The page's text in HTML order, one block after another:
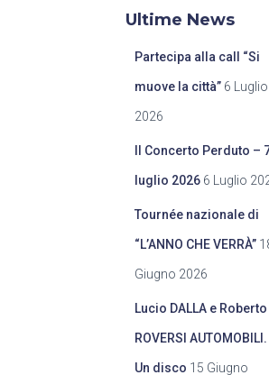
Ultime News
Partecipa alla call “Si
muove la città” 6 Luglio
2026
Il Concerto Perduto –
luglio 2026 6 Luglio
Tournée nazionale di
“L’ANNO CHE VERRÀ”
Giugno 2026
Lucio DALLA e Roberto
ROVERSI AUTOMOBILI.
Un disco 15 Giugno